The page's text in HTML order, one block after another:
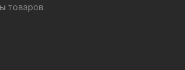
товаров